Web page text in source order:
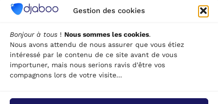
Gestion des cookies
Bonjour à tous ! Nous sommes les cookies.
Nous avons attendu de nous assurer que vous étiez
intéressé par le contenu de ce site avant de vous
importuner, mais nous serions ravis d'être vos
compagnons lors de votre visite...
Les 12
meilleurs
logiciels de
gestion
en 2026
Factur-X :
L'outil
incontournable
pour une
électronique
Comment
créer un
diagramme
dans Excel